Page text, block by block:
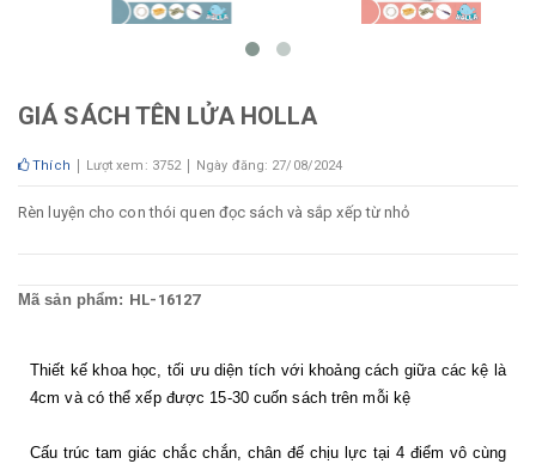
GIÁ SÁCH TÊN LỬA HOLLA
Thích Lượt xem: 3752 Ngày đăng: 27/08/2024
Rèn luyện cho con thói quen đọc sách và sắp xếp từ nhỏ
Mã sản phẩm: HL-16127
Thiết kế khoa học, tối ưu diện tích với khoảng cách giữa các kệ là
4cm và có thể xếp được 15-30 cuốn sách trên mỗi kệ
Cấu trúc tam giác chắc chắn, chân đế chịu lực tại 4 điểm vô cùng